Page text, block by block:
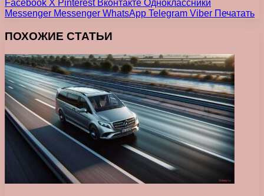
Facebook X Pinterest Вконтакте Одноклассники
Messenger Messenger WhatsApp Telegram Viber Печатать
ПОХОЖИЕ СТАТЬИ